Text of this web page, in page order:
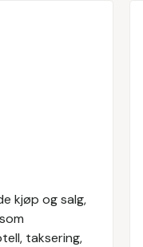
kjøp og salg,
taksering,